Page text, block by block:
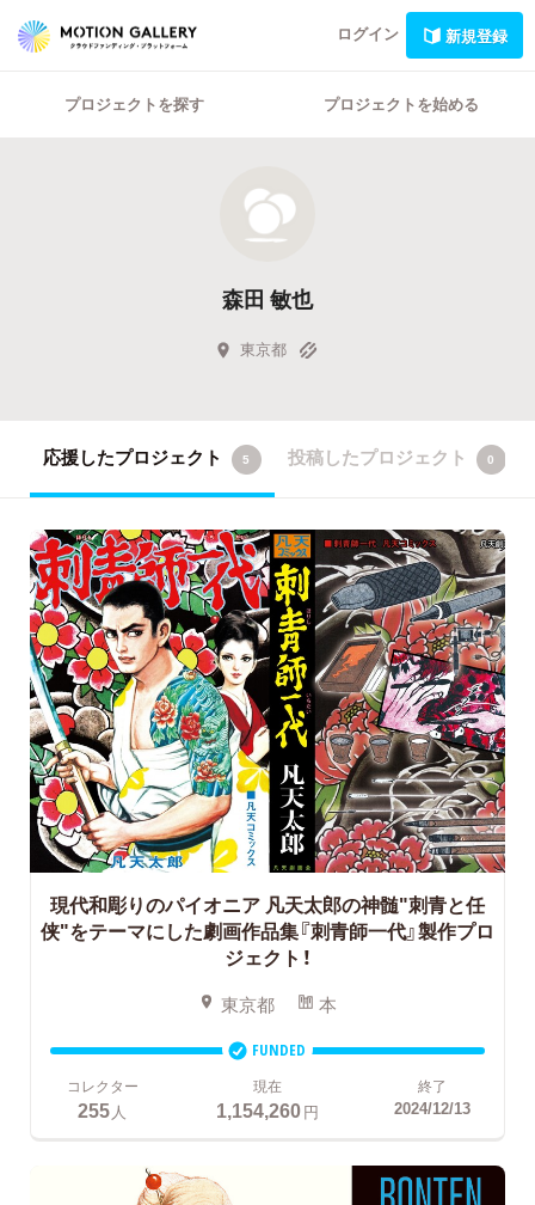
ログイン 新規登録
プロジェクトを探す プロジェクトを始める
森田 敏也
東京都
応援したプロジェクト 5 投稿したプロジェクト 0
現代和彫りのパイオニア 凡天太郎の神髄"刺青と任
侠"をテーマにした劇画作品集『刺青師一代』製作プロ
ジェクト！
東京都 本
FUNDED
コレクター
255 人
現在
1,154,260円
終了
2024/12/13